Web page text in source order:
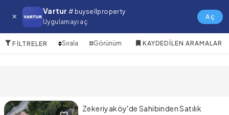
Vartur # buysellproperty
Uygulamayı aç
Aç
Uskudar Satılık Arsa
FILTRELER Sırala Görünüm KAYDEDILEN ARAMALAR
Zekeriyaköy'de Sahibinden Satılık